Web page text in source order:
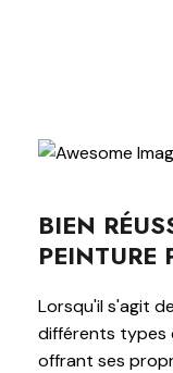
BIEN
PEINTURE
Lorsqu'il s'agit
différents types
offrant ses